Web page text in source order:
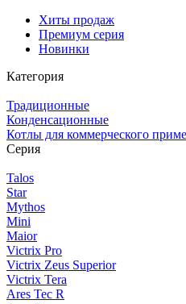
Хиты продаж
Премиум серия
Новинки
Категория
Традиционные
Конденсационные
Котлы для коммерческого
Серия
Talos
Star
Mythos
Mini
Maior
Victrix Pro
Victrix Zeus Superior
Victrix Tera
Ares Tec R